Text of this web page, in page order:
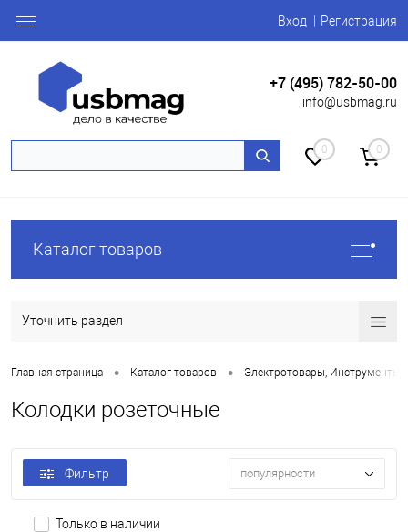
Вход Регистрация
+7 (495) 782-50-00
info@usbmag.ru
0 0
Каталог товаров
Уточнить раздел
Главная страница • Каталог товаров • Электротовары, Инструменты
Колодки розеточные
Фильтр популярности
Только в наличии